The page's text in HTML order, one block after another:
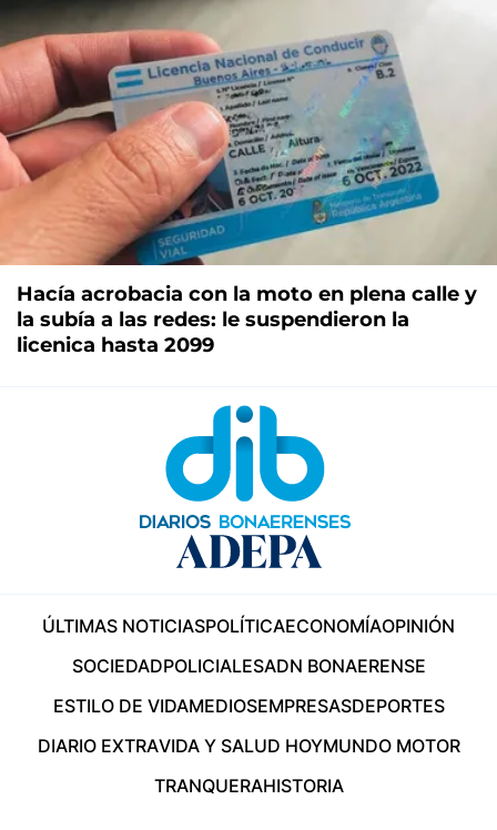
Hacía acrobacia con la moto en plena calle y
la subía a las redes: le suspendieron la
licenica hasta 2099
ÚLTIMAS NOTICIASPOLÍTICAECONOMÍAOPINIÓN
SOCIEDADPOLICIALESADN BONAERENSE
ESTILO DE VIDAMEDIOSEMPRESASDEPORTES
DIARIO EXTRAVIDA Y SALUD HOYMUNDO MOTOR
TRANQUERAHISTORIA